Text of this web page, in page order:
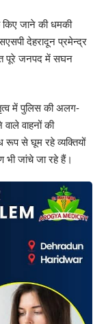
किए जाने की धमकी
देहरादून प्रमेन्द्र
पूरे जनपद में सघन
में पुलिस की अलग-
वाहनों की
रूप से घूम रहे व्यक्तियों
भी जांचे जा रहे हैं।